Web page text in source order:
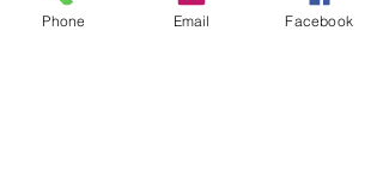
Phone Email Facebook